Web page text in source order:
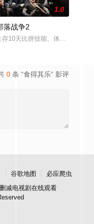
人生、蒸蒸日上的事业
场景上，除餐厅本体外，还将
1.0
落战争2
存10天比拼技能、体能、精神
0 条 “食得其乐” 影评
谷歌地图
必应爬虫
减电视剧在线观看